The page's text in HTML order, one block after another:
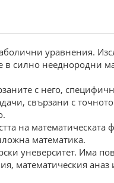
уравнения.
силно нееднородни
с него,
свързани с
на
математика.
уневерситет. Има
математическия аназ